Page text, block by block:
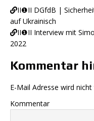
II❶II DGfdB |
auf Ukrainisch
II❶II Interview mit
2022
Kommentar
E-Mail Adresse wird
Kommentar